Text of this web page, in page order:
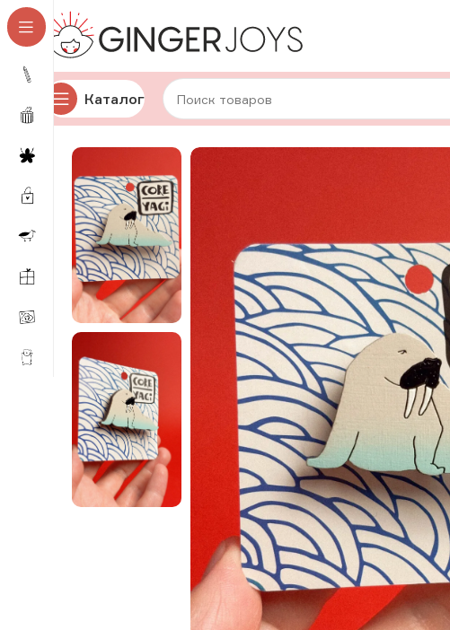
Каталог
Главная Украшения Брошки и значки Деревянные брошки